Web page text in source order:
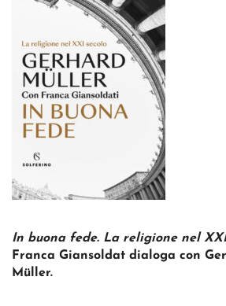
In buona fede. La religione nel
Franca Giansoldat dialoga con
Müller.